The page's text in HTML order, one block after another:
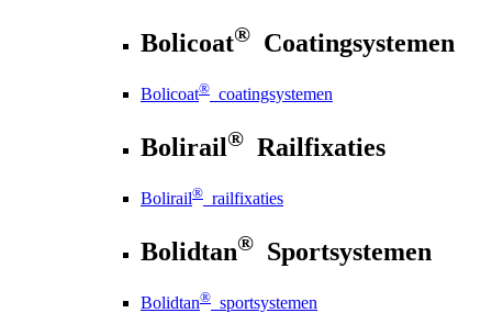
Bolicoat® Coatingsystemen
Bolicoat® coatingsystemen
Bolirail® Railfixaties
Bolirail® railfixaties
Bolidtan® Sportsystemen
Bolidtan® sportsystemen